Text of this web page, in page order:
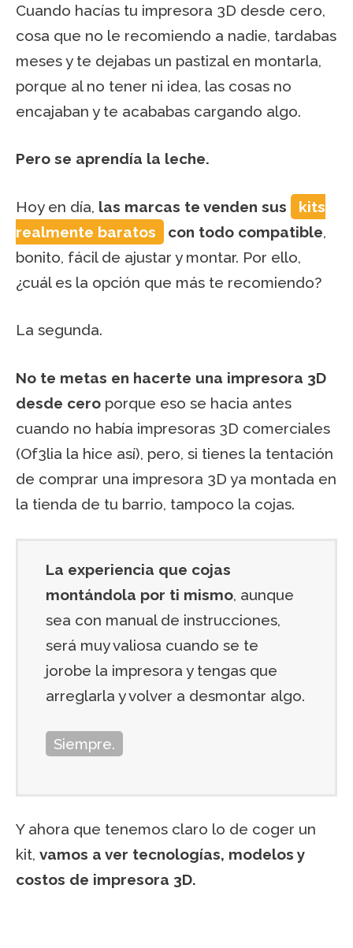
Cuando hacías tu impresora 3D desde cero,
cosa que no le recomiendo a nadie, tardabas
meses y te dejabas un pastizal en montarla,
porque al no tener ni idea, las cosas no
encajaban y te acababas cargando algo.
Pero se aprendía la leche.
Hoy en día, las marcas te venden sus
kits
realmente baratos
con todo compatible,
bonito, fácil de ajustar y montar. Por ello,
¿cuál es la opción que más te recomiendo?
La segunda.
No te metas en hacerte una impresora 3D
desde cero porque eso se hacia antes
cuando no había impresoras 3D comerciales
(Of3lia la hice así), pero, si tienes la tentación
de comprar una impresora 3D ya montada en
la tienda de tu barrio, tampoco la cojas.
La experiencia que cojas
montándola por ti mismo, aunque
sea con manual de instrucciones,
será muy valiosa cuando se te
jorobe la impresora y tengas que
arreglarla y volver a desmontar algo.
Siempre.
Y ahora que tenemos claro lo de coger un
kit, vamos a ver tecnologías, modelos y
costos de impresora 3D.